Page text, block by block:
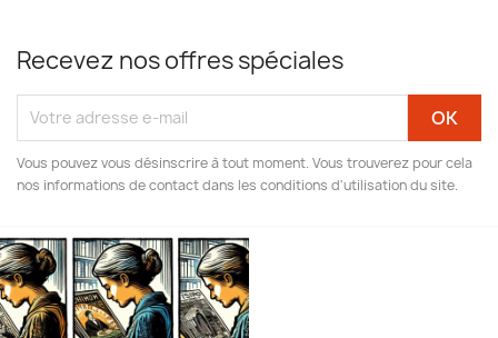
Recevez nos offres spéciales
Vous pouvez vous désinscrire à tout moment. Vous trouverez pour cela
nos informations de contact dans les conditions d'utilisation du site.